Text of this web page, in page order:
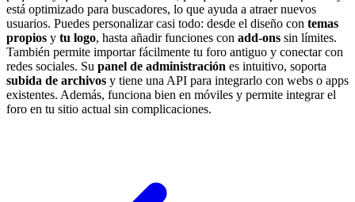
está optimizado para buscadores, lo que ayuda a atraer nuevos
usuarios. Puedes personalizar casi todo: desde el diseño con temas
propios y tu logo, hasta añadir funciones con add-ons sin límites.
También permite importar fácilmente tu foro antiguo y conectar con
redes sociales. Su panel de administración es intuitivo, soporta
subida de archivos y tiene una API para integrarlo con webs o apps
existentes. Además, funciona bien en móviles y permite integrar el
foro en tu sitio actual sin complicaciones.